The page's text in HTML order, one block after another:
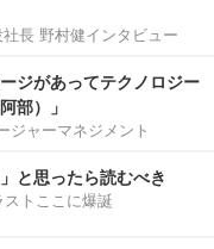
長 野村健インタビュー
ジがあってテクノロジー
部）」
ジャーマネジメント
と思ったら読むべき
ストここに爆誕